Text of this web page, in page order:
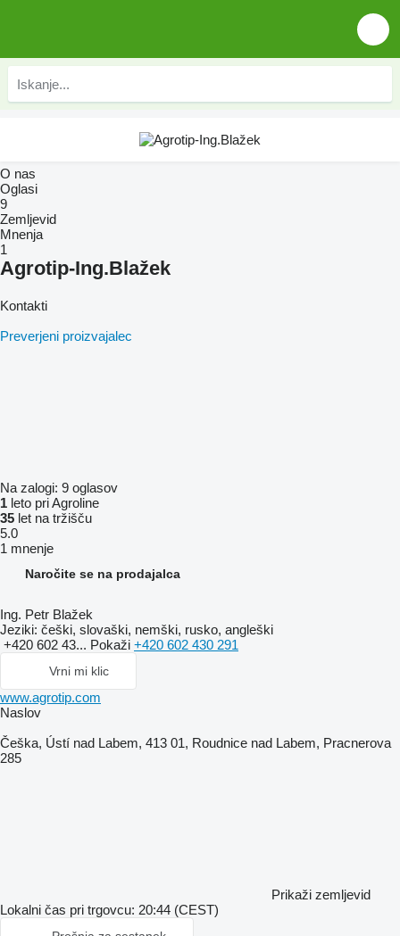
O nas
Oglasi
9
Zemljevid
Mnenja
1
Agrotip-Ing.Blažek
Kontakti
Preverjeni proizvajalec
Na zalogi: 9 oglasov
1 leto pri Agroline
35 let na tržišču
5.0
1 mnenje
Naročite se na prodajalca
Ing. Petr Blažek
Jeziki: češki, slovaški, nemški, rusko, angleški
+420 602 43... Pokaži +420 602 430 291
Vrni mi klic
www.agrotip.com
Naslov
Češka, Ústí nad Labem, 413 01, Roudnice nad Labem, Pracnerova
285
Prikaži zemljevid
Lokalni čas pri trgovcu: 20:44 (CEST)